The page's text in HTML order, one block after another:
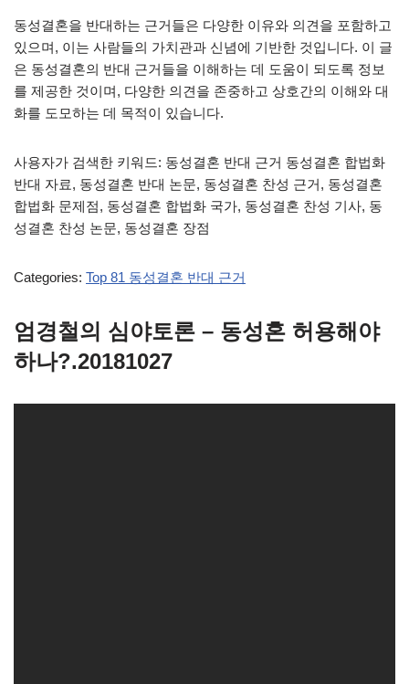
동성결혼을 반대하는 근거들은 다양한 이유와 의견을 포함하고
있으며, 이는 사람들의 가치관과 신념에 기반한 것입니다. 이 글
은 동성결혼의 반대 근거들을 이해하는 데 도움이 되도록 정보
를 제공한 것이며, 다양한 의견을 존중하고 상호간의 이해와 대
화를 도모하는 데 목적이 있습니다.
사용자가 검색한 키워드: 동성결혼 반대 근거 동성결혼 합법화
반대 자료, 동성결혼 반대 논문, 동성결혼 찬성 근거, 동성결혼
합법화 문제점, 동성결혼 합법화 국가, 동성결혼 찬성 기사, 동
성결혼 찬성 논문, 동성결혼 장점
Categories: Top 81 동성결혼 반대 근거
엄경철의 심야토론 – 동성혼 허용해야
하나?.20181027